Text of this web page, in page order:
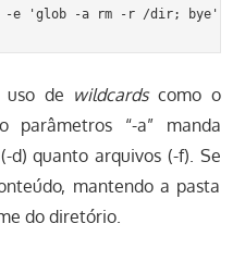
uso de wildcardscomo o
parâmetros “-a” manda
d) quanto arquivos (-f). Se
mantendo a pasta
do diretório.